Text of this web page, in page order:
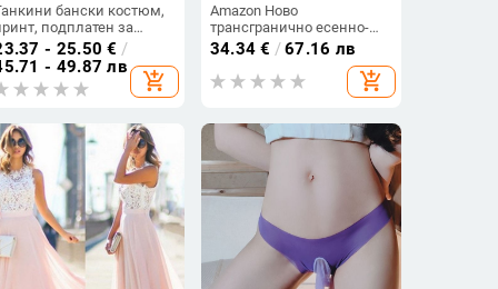
бански костюм,
подплатен за
без ръкави,
материя
- 25.50 € /
- 49.87 лв
add_shopping_cart
Amazon Ново
трансгранично есенно-
зимно яке за жени с
европейски и
американски контраст и
двуредно закопчаване с
34.34 € /67.16 лв
add_shopping_cart